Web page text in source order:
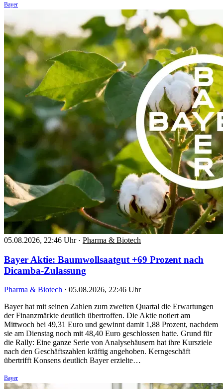
Bayer
05.08.2026, 22:46 Uhr · Pharma & Biotech
Bayer Aktie: Baumwollsaatgut +69 Prozent nach
Dicamba-Zulassung
Pharma & Biotech · 05.08.2026, 22:46 Uhr
Bayer hat mit seinen Zahlen zum zweiten Quartal die Erwartungen
der Finanzmärkte deutlich übertroffen. Die Aktie notiert am
Mittwoch bei 49,31 Euro und gewinnt damit 1,88 Prozent, nachdem
sie am Dienstag noch mit 48,40 Euro geschlossen hatte. Grund für
die Rally: Eine ganze Serie von Analysehäusern hat ihre Kursziele
nach den Geschäftszahlen kräftig angehoben. Kerngeschäft
übertrifft Konsens deutlich Bayer erzielte…
Bayer